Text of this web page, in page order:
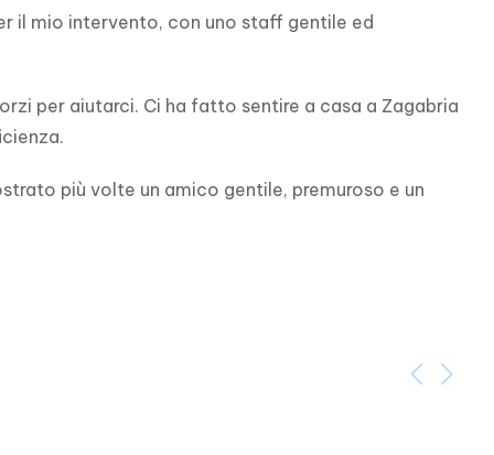
il mio intervento, con uno staff gentile ed
per aiutarci. Ci ha fatto sentire a casa a Zagabria
più volte un amico gentile, premuroso e un